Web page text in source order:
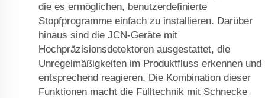
die es ermöglichen, benutzerdefinierte
Stopfprogramme einfach zu installieren. Darüber
hinaus sind die JCN-Geräte mit
Hochpräzisionsdetektoren ausgestattet, die
Unregelmäßigkeiten im Produktfluss erkennen und
entsprechend reagieren. Die Kombination dieser
Funktionen macht die Fülltechnik mit Schnecke